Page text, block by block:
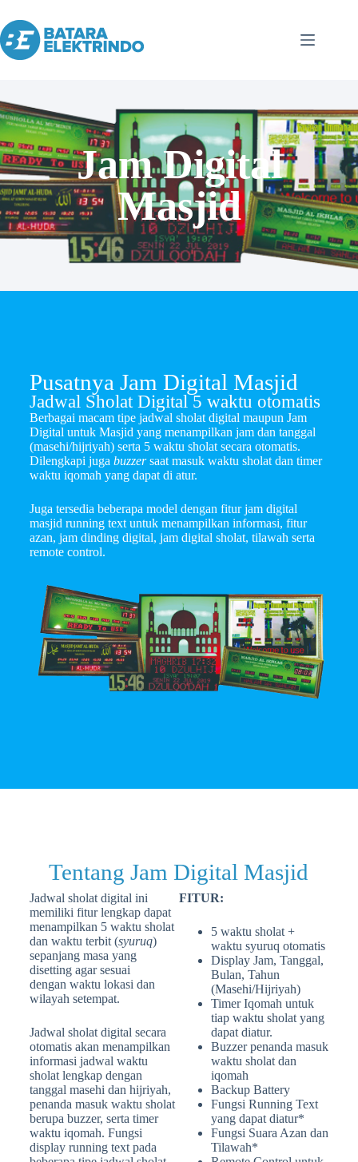
Jam Digital
Masjid
Pusatnya Jam Digital Masjid
Jadwal Sholat Digital 5 waktu otomatis
Berbagai macam tipe jadwal sholat digital maupun Jam
Digital untuk Masjid yang menampilkan jam dan tanggal
(masehi/hijriyah) serta 5 waktu sholat secara otomatis.
Dilengkapi juga buzzersaat masuk waktu sholat dan timer
waktu iqomah yang dapat di atur.
Juga tersedia beberapa model dengan fitur jam digital
masjid running text untuk menampilkan informasi, fitur
azan, jam dinding digital, jam digital sholat, tilawah serta
remote control.
Tentang Jam Digital Masjid
Jadwal sholat digital ini
memiliki fitur lengkap dapat
menampilkan 5 waktu sholat
dan waktu terbit (syuruq)
sepanjang masa yang
disetting agar sesuai
dengan waktu lokasi dan
wilayah setempat.
Jadwal sholat digital secara
otomatis akan menampilkan
informasi jadwal waktu
sholat lengkap dengan
tanggal masehi dan hijriyah,
penanda masuk waktu sholat
berupa buzzer, serta timer
waktu iqomah. Fungsi
display running text pada
FITUR:
5 waktu sholat +
waktu syuruq otomatis
Display Jam, Tanggal,
Bulan, Tahun
(Masehi/Hijriyah)
Timer Iqomah untuk
tiap waktu sholat yang
dapat diatur.
Buzzer penanda masuk
waktu sholat dan
iqomah
Backup Battery
Fungsi Running Text
yang dapat diatur*
Fungsi Suara Azan dan
Tilawah*